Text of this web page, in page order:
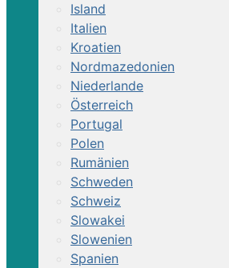
Island
Italien
Kroatien
Nordmazedonien
Niederlande
Österreich
Portugal
Polen
Rumänien
Schweden
Schweiz
Slowakei
Slowenien
Spanien